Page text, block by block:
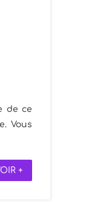
de ce
Vous
+